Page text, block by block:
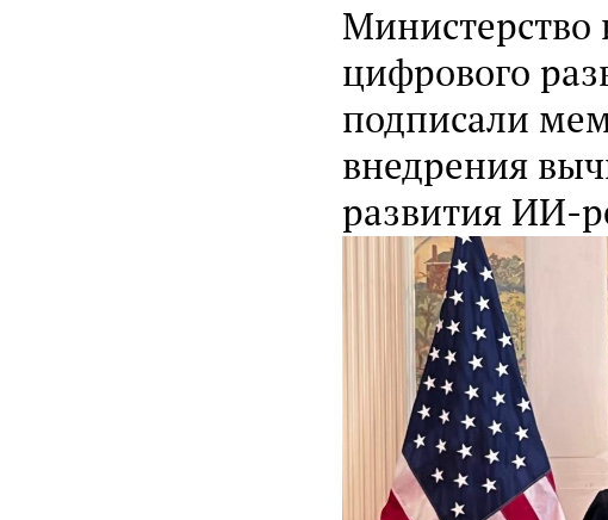
Министерство
цифрового
подписали
внедрения
развития ИИ-